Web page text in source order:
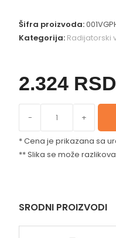
Šifra proizvoda:
Kategorija: Radijatorski
2.324 RSD
- +
* Cena je prikazana sa
** Slika se može
SRODNI PROIZVODI